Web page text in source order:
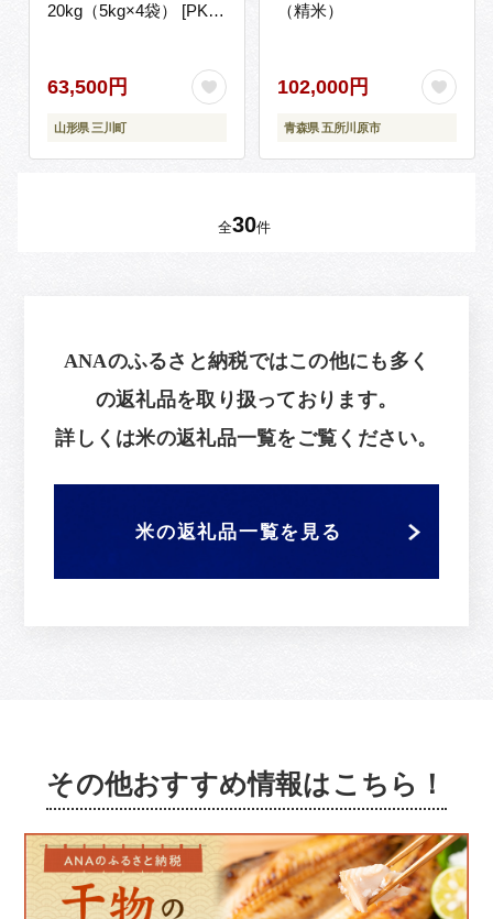
20kg（5kg×4袋） [PK2-
63,500円
山形県 三川町
（精米）
102,000円
青森県 五所川原市
全30件
ANAのふるさと納税ではこの他にも多く
の返礼品を取り扱っております。
詳しくは米の返礼品一覧をご覧ください。
米の返礼品一覧を見る
その他おすすめ情報はこちら！